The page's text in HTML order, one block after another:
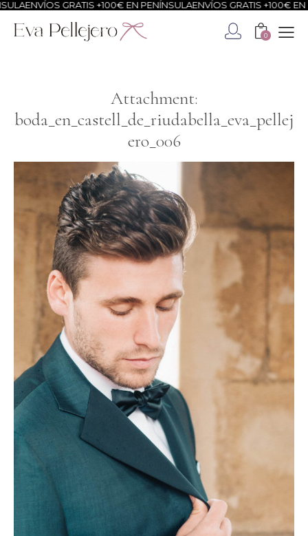
ENVÍOS GRATIS +100€ EN PENÍNSULAENVÍOS GRATIS +100€ EN
0
Attachment:
boda_en_castell_de_riudabella_eva_pellej
ero_006